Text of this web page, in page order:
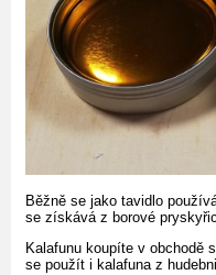
Běžně se jako tavidlo
se získává z borové
Kalafunu koupíte v obchodě
se použít i kalafuna z